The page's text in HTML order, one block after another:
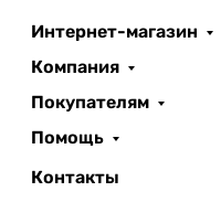
Интернет-магазин
Компания
Покупателям
Помощь
Контакты